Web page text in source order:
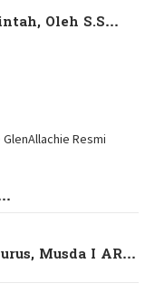
Oleh S.S…
Musda I AR…